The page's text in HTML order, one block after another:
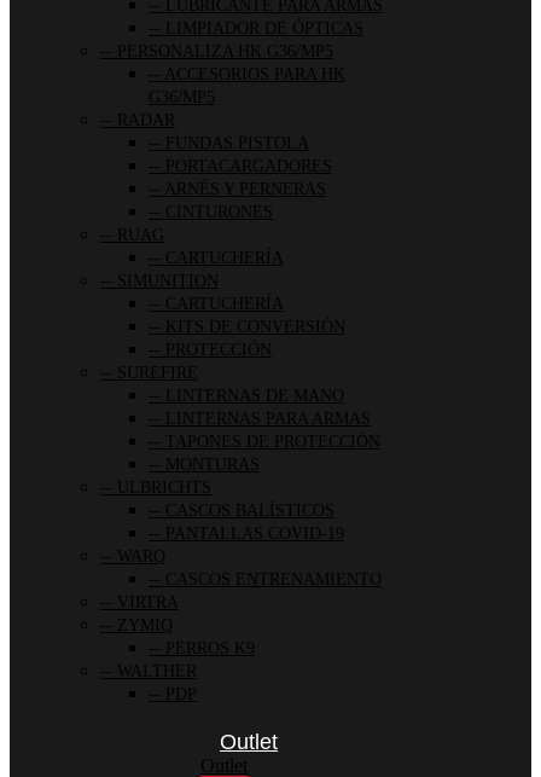
LUBRICANTE PARA ARMAS
LIMPIADOR DE ÓPTICAS
PERSONALIZA HK G36/MP5
ACCESORIOS PARA HK
G36/MP5
RADAR
FUNDAS PISTOLA
PORTACARGADORES
ARNÉS Y PERNERAS
CINTURONES
RUAG
CARTUCHERÍA
SIMUNITION
CARTUCHERÍA
KITS DE CONVERSIÓN
PROTECCIÓN
SUREFIRE
LINTERNAS DE MANO
LINTERNAS PARA ARMAS
TAPONES DE PROTECCIÓN
MONTURAS
ULBRICHTS
CASCOS BALÍSTICOS
PANTALLAS COVID-19
WARQ
CASCOS ENTRENAMIENTO
VIRTRA
ZYMIQ
PERROS K9
WALTHER
PDP
Outlet
Outlet